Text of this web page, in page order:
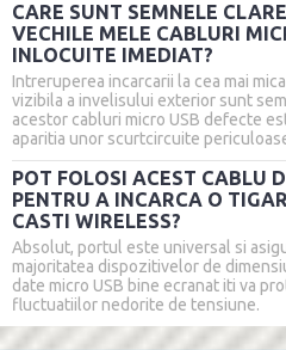
CARE SUNT SEMNELE
VECHILE MELE CABLURI
INLOCUITE IMEDIAT?
Intreruperea incarcarii la cea mai
vizibila a invelisului exterior sunt
acestor cabluri micro USB defecte
aparitia unor scurtcircuite
POT FOLOSI ACEST CABLU
PENTRU A INCARCA O
CASTI WIRELESS?
Absolut, portul este universal si
majoritatea dispozitivelor de
date micro USB bine ecranat iti va
fluctuatiilor nedorite de tensiune.